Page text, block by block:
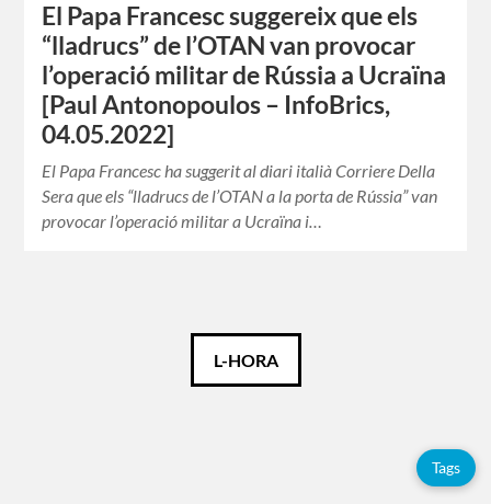
El Papa Francesc suggereix que els
“lladrucs” de l’OTAN van provocar
l’operació militar de Rússia a Ucraïna
[Paul Antonopoulos – InfoBrics,
04.05.2022]
El Papa Francesc ha suggerit al diari italià Corriere Della
Sera que els “lladrucs de l’OTAN a la porta de Rússia” van
provocar l’operació militar a Ucraïna i…
L-HORA
Tags